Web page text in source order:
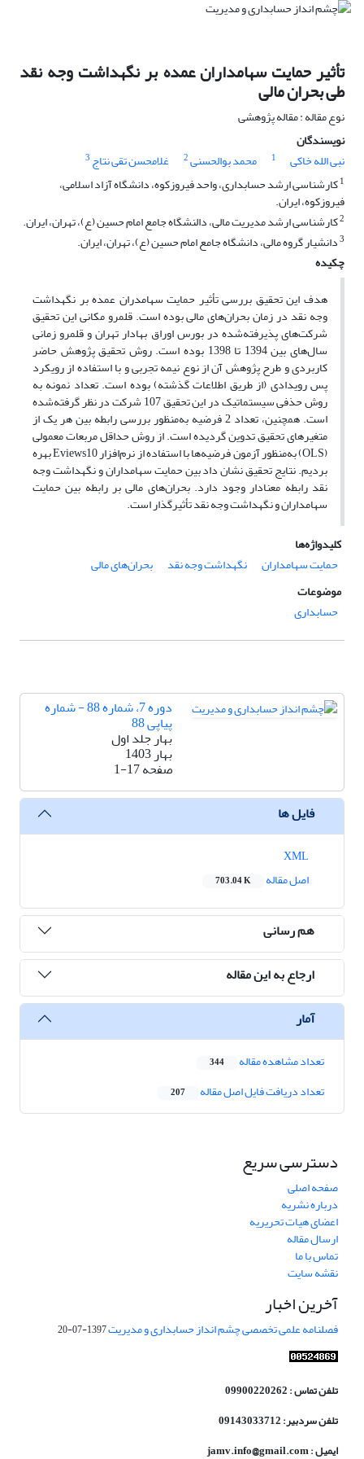
تأثیر حمایت سهامداران عمده بر نگهداشت وجه نقد
طی بحران مالی
نوع مقاله : مقاله پژوهشی
نویسندگان
نبی الله خاکی
1 محمد بوالحسنی2 غلامحسن تقی نتاج 3
1کارشناسی ارشد حسابداری، واحد فیروزکوه، دانشگاه آزاد اسلامی،
فیروزکوه، ایران.
2کارشناسی ارشد مدیریت مالی، دالنشگاه جامع امام حسین (ع)، تهران، ایران.
3دانشیار گروه مالی، دانشگاه جامع امام حسین (ع)، تهران، ایران.
چکیده
هدف این تحقیق بررسی تأثیر حمایت سهامدران عمده بر نگهداشت
وجه نقد در زمان بحران‌های مالی بوده است. قلمرو مکانی این تحقیق
شرکت‌های پذیرفته‌شده در بورس اوراق بهادار تهران و قلمرو زمانی
سال‌های بین 1394 تا 1398 بوده است. روش تحقیق پژوهش حاضر
کاربردی و طرح پژوهش آن از نوع نیمه تجربی و با استفاده از رویکرد
پس رویدادی (از طریق اطلاعات گذشته) بوده است. تعداد نمونه به
روش حذفی سیستماتیک در این تحقیق 107 شرکت در نظر گرفته‌شده
است. همچنین، تعداد 2 فرضیه به‌منظور بررسی رابطه بین هر یک از
متغیرهای تحقیق تدوین گردیده است. از روش حداقل مربعات معمولی
(OLS) به‌منظور آزمون فرضیه‌ها با استفاده از نرم‌افزار Eviews10 بهره
بردیم. نتایج تحقیق نشان داد بین حمایت سهامداران و نگهداشت وجه
نقد رابطه معنادار وجود دارد. بحران‌های مالی بر رابطه بین حمایت
سهامداران و نگهداشت وجه نقد تأثیرگذار است.
کلیدواژه‌ها
حمایت سهامداران
نگهداشت وجه نقد
بحران‌های مالی
موضوعات
حسابداری
دوره 7، شماره 88 - شماره
پیاپی 88
بهار جلد اول
بهار 1403
صفحه1-17
فایل ها
اصل مقاله
703.04 K
هم رسانی
ارجاع به این مقاله
آمار
تعداد مشاهده مقاله 344
تعداد دریافت فایل اصل مقاله 207
دسترسی سریع
صفحه اصلی
درباره نشریه
اعضای هیات تحریریه
ارسال مقاله
تماس با ما
نقشه سایت
آخرین اخبار
فصلنامه علمی تخصصی چشم انداز حسابداری و مدیریت1397-07-20
تلفن تماس : 09900220262
تلفن سردبیر: 09143033712
ایمیل : jamv.info@gmail.com